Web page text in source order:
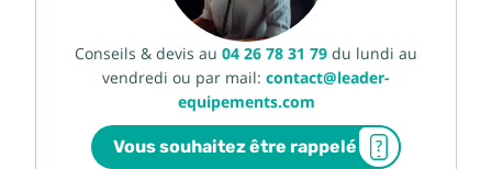
Conseils & devis au 04 26 78 31 79 du lundi au
vendredi ou par mail: contact@leader-
equipements.com
Vous souhaitez être rappelé